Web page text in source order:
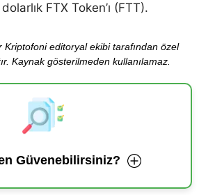
FTX Token’ı (FTT).
Kriptofoni editoryal ekibi tarafından özel
Kaynak gösterilmeden kullanılamaz.
Güvenebilirsiniz?